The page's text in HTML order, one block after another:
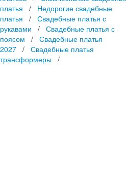
платья / Недорогие свадебные
платья / Свадебные платья с
рукавами / Свадебные платья с
поясом / Свадебные платья
2027 / Свадебные платья
трансформеры /